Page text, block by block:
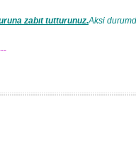
zabıt tutturunuz.Aksi